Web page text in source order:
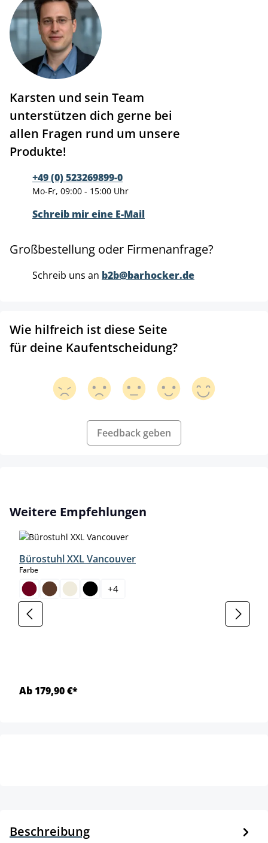
Karsten und sein Team
unterstützen dich gerne bei
allen Fragen rund um unsere
Produkte!
+49 (0) 523269899-0
Mo-Fr, 09:00 - 15:00 Uhr
Schreib mir eine E-Mail
Großbestellung oder Firmenanfrage?
Schreib uns an b2b@barhocker.de
Wie hilfreich ist diese Seite
für deine Kaufentscheidung?
Feedback geben
Produktgalerie überspringen
Weitere Empfehlungen
Bürostuhl XXL Vancouver
Farbeauswählen
+4
Ab 179,90 €*
Beschreibung